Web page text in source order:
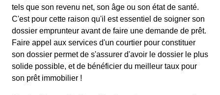
tels que son revenu net, son âge ou son état de santé.
C'est pour cette raison qu'il est essentiel de soigner son
dossier emprunteur avant de faire une demande de prêt.
Faire appel aux services d'un courtier pour constituer
son dossier permet de s'assurer d'avoir le dossier le plus
solide possible, et de bénéficier du meilleur taux pour
son prêt immobilier !